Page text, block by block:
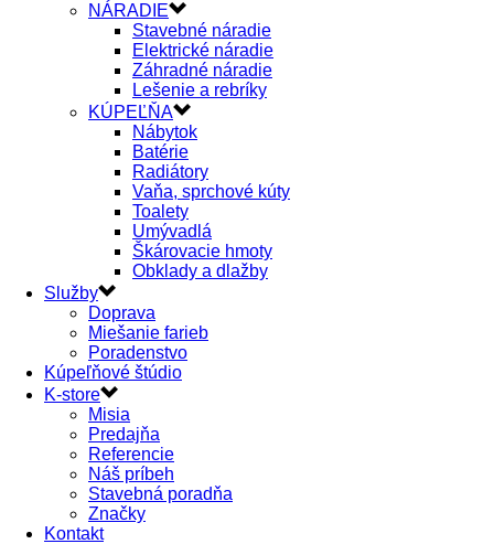
NÁRADIE
Stavebné náradie
Elektrické náradie
Záhradné náradie
Lešenie a rebríky
KÚPEĽŇA
Nábytok
Batérie
Radiátory
Vaňa, sprchové kúty
Toalety
Umývadlá
Škárovacie hmoty
Obklady a dlažby
Služby
Doprava
Miešanie farieb
Poradenstvo
Kúpeľňové štúdio
K-store
Misia
Predajňa
Referencie
Náš príbeh
Stavebná poradňa
Značky
Kontakt